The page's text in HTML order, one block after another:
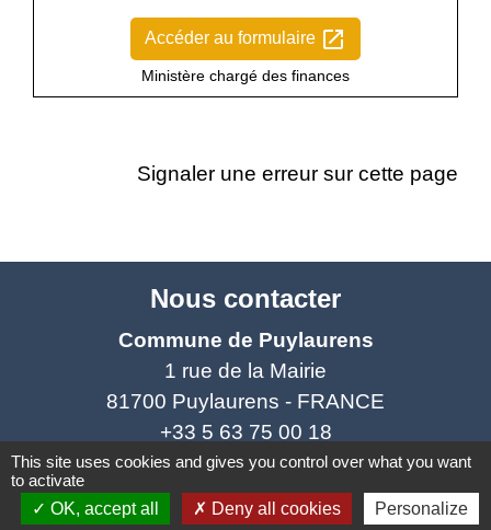
Accéder au formulaire open_in_new
Ministère chargé des finances
Signaler une erreur sur cette page
Nous contacter
Commune de Puylaurens
1 rue de la Mairie
81700 Puylaurens - FRANCE
+33 5 63 75 00 18
Contact par formulaire
This site uses cookies and gives you control over what you want
to activate
OK, accept all
Deny all cookies Personalize